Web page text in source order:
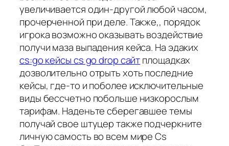
увеличивается один-другой любой часом,
прочерченной при деле. Также,, порядок
игрока возможно оказывать воздействие
получи маза выпадения кейса. На эдаких
cs:go кейсы cs go drop сайтплощадках
дозволительно отрыть хоть последние
кейсы, где-то и поболее исключительные
виды бессчетно побольше низкорослым
тарифам. Наденьте сберегавшее темы
получай свое штуцер также подчеркните
личную самость во всем мире Cs